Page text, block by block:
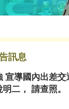
訊息
導國內出差
二， 請查照。